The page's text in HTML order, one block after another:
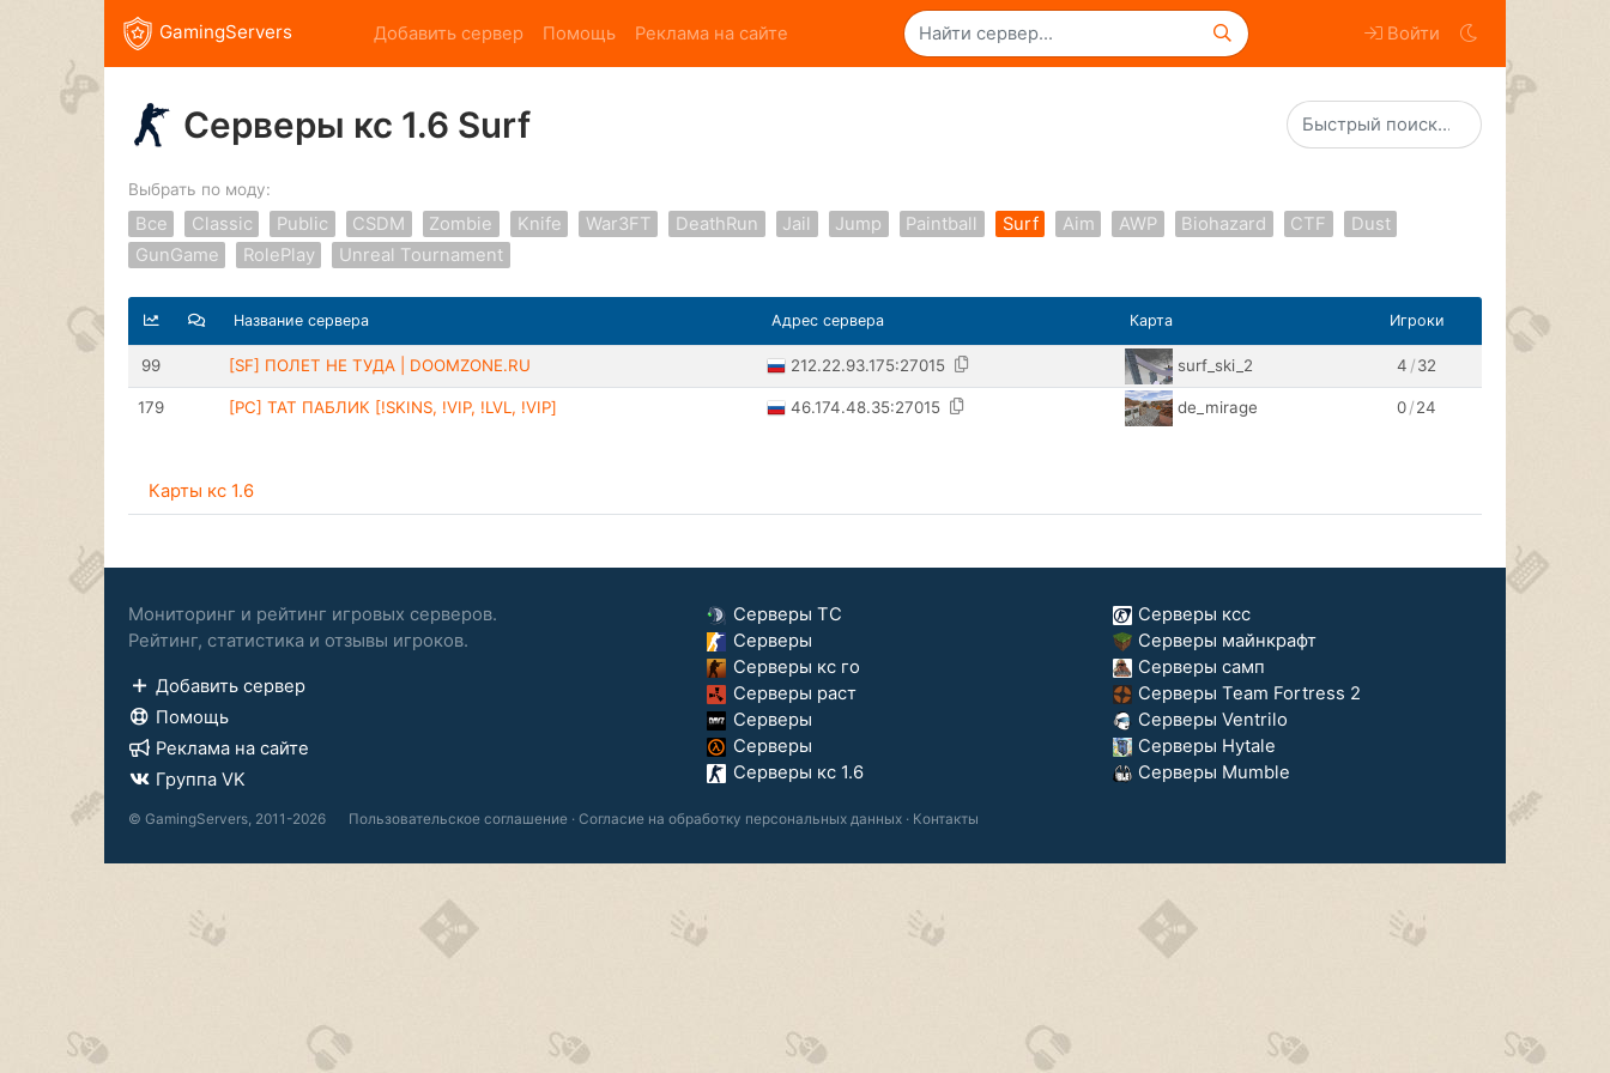
GamingServers Добавить сервер Помощь Реклама на сайте Войти
Серверы кс 1.6 Surf
Выбрать по моду:
Все Classic Public CSDM Zombie Knife War3FT DeathRun Jail Jump Paintball Surf Aim AWP Biohazard CTF
Dust
GunGame
RolePlay Unreal Tournament
Название сервера Адрес сервера Карта Игроки
99 [SF] ПОЛЕТ НЕ ТУДА | DOOMZONE.RU 212.22.93.175:27015 surf_ski_2 4 /32
179 [РС] ТАТ ПАБЛИК [!SKINS, !VIP, !LVL, !VIP] 46.174.48.35:27015 de_mirage 0/24
Карты кс 1.6
Мониторинг и рейтинг игровых серверов.
Рейтинг, статистика и отзывы игроков.
Добавить сервер
Помощь
Реклама на сайте
Группа VK
Серверы ТС
Серверы
Серверы кс го
Серверы раст
Серверы
Серверы
Серверы кс 1.6
Серверы ксс
Серверы майнкрафт
Серверы самп
Серверы Team Fortress 2
Серверы Ventrilo
Серверы Hytale
Серверы Mumble
© GamingServers, 2011-2026 Пользовательское соглашение · Согласие на обработку персональных данных · Контакты